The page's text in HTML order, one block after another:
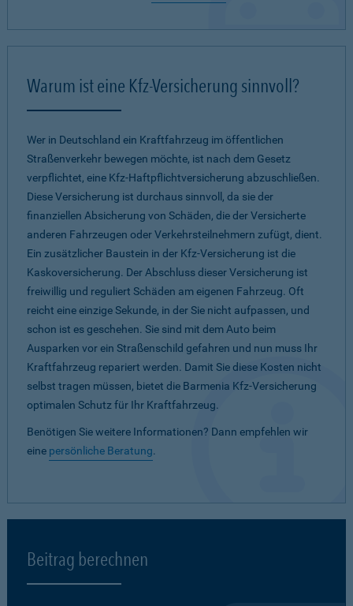
Warum ist eine Kfz-Versicherung sinnvoll?
Wer in Deutschland ein Kraftfahrzeug im öffentlichen
Straßenverkehr bewegen möchte, ist nach dem Gesetz
verpflichtet, eine Kfz-Haftpflichtversicherung abzuschließen.
Diese Versicherung ist durchaus sinnvoll, da sie der
finanziellen Absicherung von Schäden, die der Versicherte
anderen Fahrzeugen oder Verkehrsteilnehmern zufügt, dient.
Ein zusätzlicher Baustein in der Kfz-Versicherung ist die
Kaskoversicherung. Der Abschluss dieser Versicherung ist
freiwillig und reguliert Schäden am eigenen Fahrzeug. Oft
reicht eine einzige Sekunde, in der Sie nicht aufpassen, und
schon ist es geschehen. Sie sind mit dem Auto beim
Ausparken vor ein Straßenschild gefahren und nun muss Ihr
Kraftfahrzeug repariert werden. Damit Sie diese Kosten nicht
selbst tragen müssen, bietet die Barmenia Kfz-Versicherung
optimalen Schutz für Ihr Kraftfahrzeug.
Benötigen Sie weitere Informationen? Dann empfehlen wir
eine persönliche Beratung.
Beitrag berechnen